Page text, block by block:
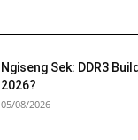
Ngiseng Sek: DDR3
2026?
05/08/2026